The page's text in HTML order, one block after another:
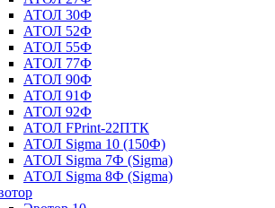
АТОЛ 30Ф
АТОЛ 52Ф
АТОЛ 55Ф
АТОЛ 77Ф
АТОЛ 90Ф
АТОЛ 91Ф
АТОЛ 92Ф
АТОЛ FPrint-22ПТК
АТОЛ Sigma 10 (150Ф)
АТОЛ Sigma 7Ф (Sigma)
АТОЛ Sigma 8Ф (Sigma)